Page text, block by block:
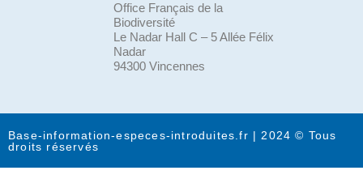
Office Français de la
Biodiversité
Le Nadar Hall C – 5 Allée Félix
Nadar
94300 Vincennes
Base-information-especes-introduites.fr | 2024 © Tous
droits réservés